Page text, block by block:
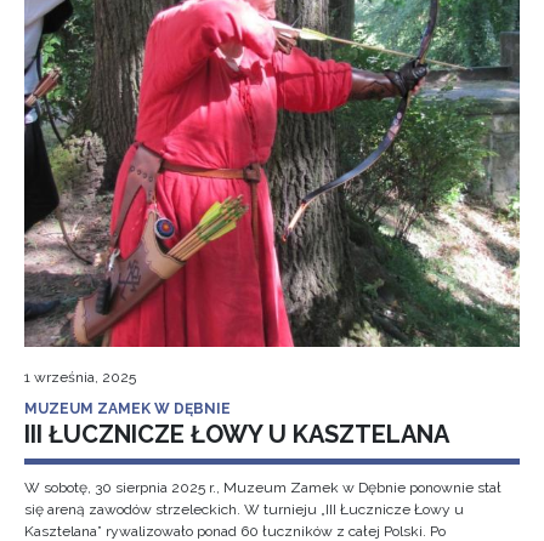
1 września, 2025
MUZEUM ZAMEK W DĘBNIE
III ŁUCZNICZE ŁOWY U KASZTELANA
W sobotę, 30 sierpnia 2025 r., Muzeum Zamek w Dębnie ponownie stał
się areną zawodów strzeleckich. W turnieju „III Łucznicze Łowy u
Kasztelana” rywalizowało ponad 60 łuczników z całej Polski. Po